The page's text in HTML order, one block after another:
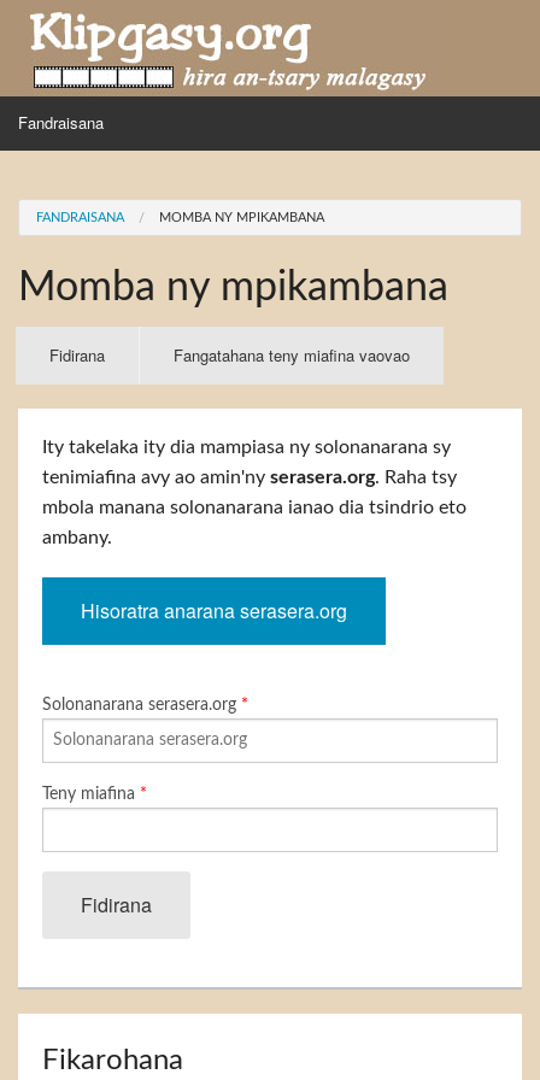
Skip to main content
MENU
Fandraisana
Hira nampidiriko
Hira tiako
Fidirana
You are here
FANDRAISANA MOMBA NY MPIKAMBANA
Momba ny mpikambana
Primary tabs
Fidirana Fangatahana teny miafina vaovao
Ity takelaka ity dia mampiasa ny solonanarana sy
tenimiafina avy ao amin'ny serasera.org. Raha tsy
mbola manana solonanarana ianao dia tsindrio eto
ambany.
Hisoratra anarana serasera.org
Solonanarana serasera.org *
Teny miafina *
Fidirana
Fikarohana